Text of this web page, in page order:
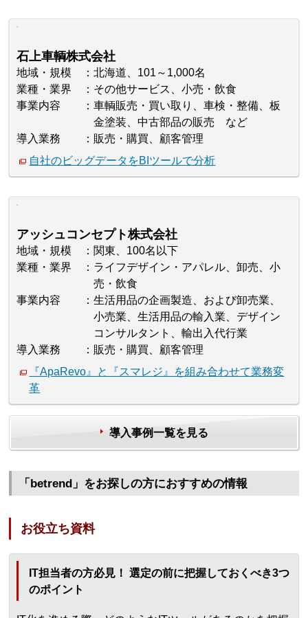
石上車輌株式会社
地域・規模
北海道、101～1,000名
業種・業界
その他サービス、小売・飲食
事業内容
車輌販売・買い取り、車検・整備、板
金塗装、中古部品の販売 など
導入業務
販売・購買、顧客管理
自社のビッグデータをBIツールで分析
アッシュコンセプト株式会社
地域・規模
関東、100名以下
業種・業界
ライフデザイン・アパレル、卸売、小
売・飲食
事業内容
生活用品の企画製造、および卸売業、
小売業、生活用品の輸入業、デザイン
コンサルタント、輸出入代行業
導入業務
販売・購買、顧客管理
『ApaRevo』と『スマレジ』を組み合わせて業務変
革
導入事例一覧を見る
「betrend」をお探しの方におすすめの情報
お役立ち資料
IT担当者の方必見！ 選定の前に把握しておくべき3つ
のポイント